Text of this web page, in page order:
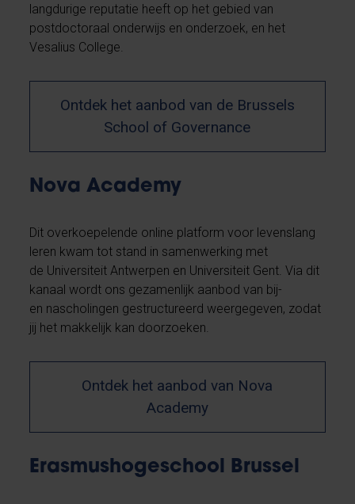
langdurige reputatie heeft op het gebied van
postdoctoraal onderwijs en onderzoek, en het
Vesalius College.
Ontdek het aanbod van de Brussels
School of Governance
Nova Academy
Dit overkoepelende online platform voor levenslang
leren kwam tot stand in samenwerking met
de Universiteit Antwerpen en Universiteit Gent. Via dit
kanaal wordt ons gezamenlijk aanbod van bij-
en nascholingen gestructureerd weergegeven, zodat
jij het makkelijk kan doorzoeken.
Ontdek het aanbod van Nova
Academy
Erasmushogeschool Brussel